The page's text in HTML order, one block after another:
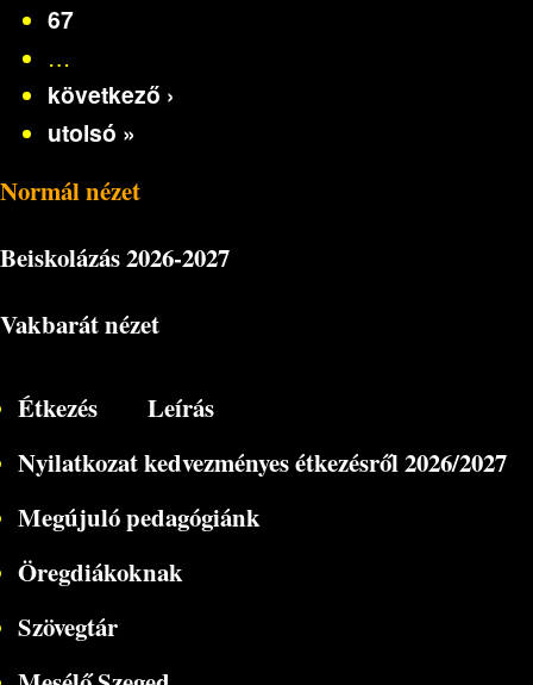
67
…
következő ›
utolsó »
Normál nézet
Beiskolázás2026-2027
Vakbarát nézet
Étkezés
Leírás
Nyilatkozat kedvezményes étkezésről 2026/2027
Megújuló pedagógiánk
Öregdiákoknak
Szövegtár